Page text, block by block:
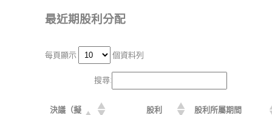
最近期股利分配
每頁顯示 個資料列
搜尋:
決議（擬
股利
股利所屬期間